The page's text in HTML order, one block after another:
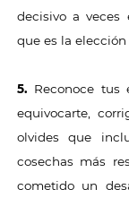
decisivo a veces
que es la elección
5. Reconoce tus
equivocarte,
olvides que
cosechas más
cometido un